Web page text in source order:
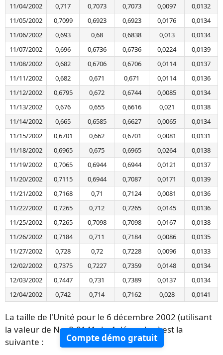
11/04/2002
0,717 0,7073 0,7073 0,0097
0,0132
11/05/2002
0,7099 0,6923 0,6923 0,0176
0,0134
11/06/2002
0,693 0,68 0,6838 0,013
0,0134
11/07/2002
0,696 0,6736 0,6736 0,0224
0,0139
11/08/2002
0,682 0,6706 0,6706 0,0114
0,0137
11/11/2002
0,682 0,671 0,671 0,0114
0,0136
11/12/2002
0,6795 0,672 0,6744 0,0085
0,0134
11/13/2002
0,676 0,655 0,6616 0,021
0,0138
11/14/2002
0,665 0,6585 0,6627 0,0065
0,0134
11/15/2002
0,6701 0,662 0,6701 0,0081
0,0131
11/18/2002
0,6965 0,675 0,6965 0,0264
0,0138
11/19/2002
0,7065 0,6944 0,6944 0,0121
0,0137
11/20/2002
0,7115 0,6944 0,7087 0,0171
0,0139
11/21/2002
0,7168 0,71 0,7124 0,0081
0,0136
11/22/2002
0,7265 0,712 0,7265 0,0145
0,0136
11/25/2002
0,7265 0,7098 0,7098 0,0167
0,0138
11/26/2002
0,7184 0,711 0,7184 0,0086
0,0135
11/27/2002
0,728 0,72 0,7228 0,0096
0,0133
12/02/2002
0,7375 0,7227 0,7359 0,0148
0,0134
12/03/2002
0,7447 0,731 0,7389 0,0137
0,0134
12/04/2002
0,742 0,714 0,7162 0,028 0,0141
La taille de l'Unité pour le 6 décembre 2002 (utilisant
la valeur de N = 0,0141 du 4 décembre) est la
suivante :
Compte démo gratuit